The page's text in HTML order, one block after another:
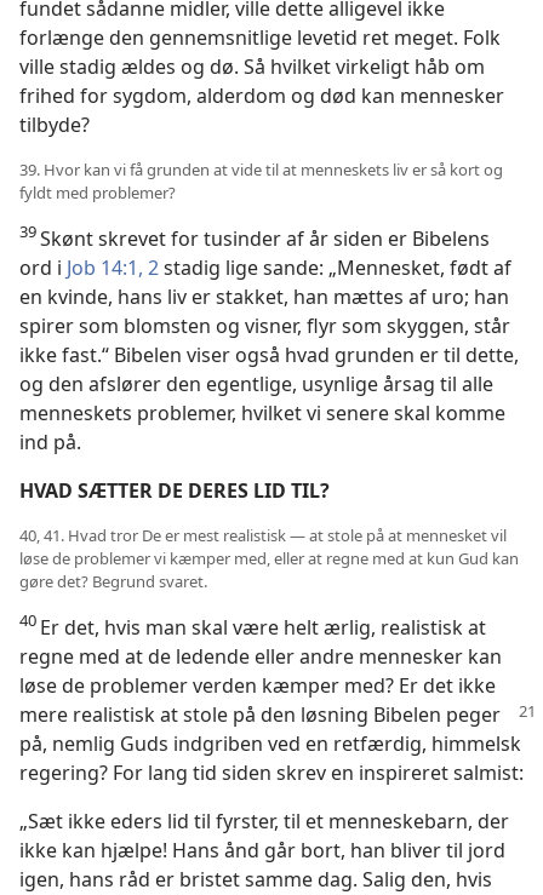
fundet sådanne midler, ville dette alligevel ikke
forlænge den gennemsnitlige levetid ret meget. Folk
ville stadig ældes og dø. Så hvilket virkeligt håb om
frihed for sygdom, alderdom og død kan mennesker
tilbyde?
39. Hvor kan vi få grunden at vide til at menneskets liv er så kort og
fyldt med problemer?
39Skønt skrevet for tusinder af år siden er Bibelens
ord i Job 14:1, 2stadig lige sande: „Mennesket, født af
en kvinde, hans liv er stakket, han mættes af uro; han
spirer som blomsten og visner, flyr som skyggen, står
ikke fast.“ Bibelen viser også hvad grunden er til dette,
og den afslører den egentlige, usynlige årsag til alle
menneskets problemer, hvilket vi senere skal komme
ind på.
HVAD SÆTTER DE DERES LID TIL?
40, 41. Hvad tror De er mest realistisk — at stole på at mennesket vil
løse de problemer vi kæmper med, eller at regne med at kun Gud kan
gøre det? Begrund svaret.
40 Er det, hvis man skal være helt ærlig, realistisk at
regne med at de ledende eller andre mennesker kan
løse de problemer verden kæmper med? Er det ikke
mere realistisk at stole på den løsning Bibelen peger
på, nemlig Guds indgriben ved en retfærdig, himmelsk
regering? For lang tid siden skrev en inspireret salmist:
„Sæt ikke eders lid til fyrster, til et menneskebarn, der
ikke kan hjælpe! Hans ånd går bort, han bliver til jord
igen, hans råd er bristet samme dag. Salig den, hvis